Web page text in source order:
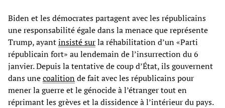
Biden et les démocrates partagent avec les républicains
une responsabilité égale dans la menace que représente
Trump, ayantinsisté surla réhabilitation d’un «Parti
républicain fort» au lendemain de l’insurrection du 6
janvier. Depuis la tentative de coup d’État, ils gouvernent
dans unecoalitionde fait avec les républicains pour
mener la guerre et le génocide à l’étranger tout en
réprimant les grèves et la dissidence à l’intérieur du pays.